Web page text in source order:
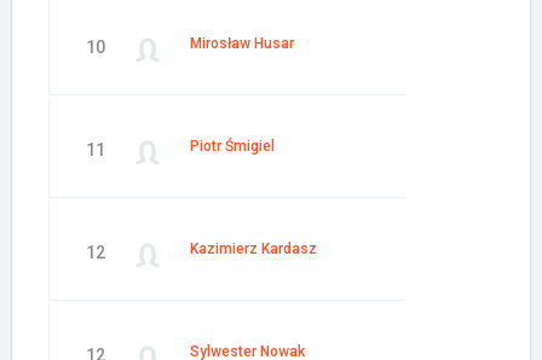
10 Mirosław Husar
11 Piotr Śmigiel
12 Kazimierz Kardasz
12 Sylwester Nowak